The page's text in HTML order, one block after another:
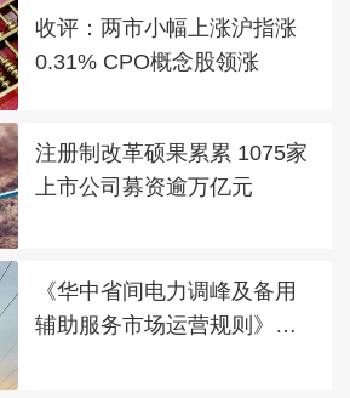
收评：两市小幅上涨沪指涨
0.31% CPO概念股领涨
注册制改革硕果累累 1075家
上市公司募资逾万亿元
《华中省间电力调峰及备用
辅助服务市场运营规则》发